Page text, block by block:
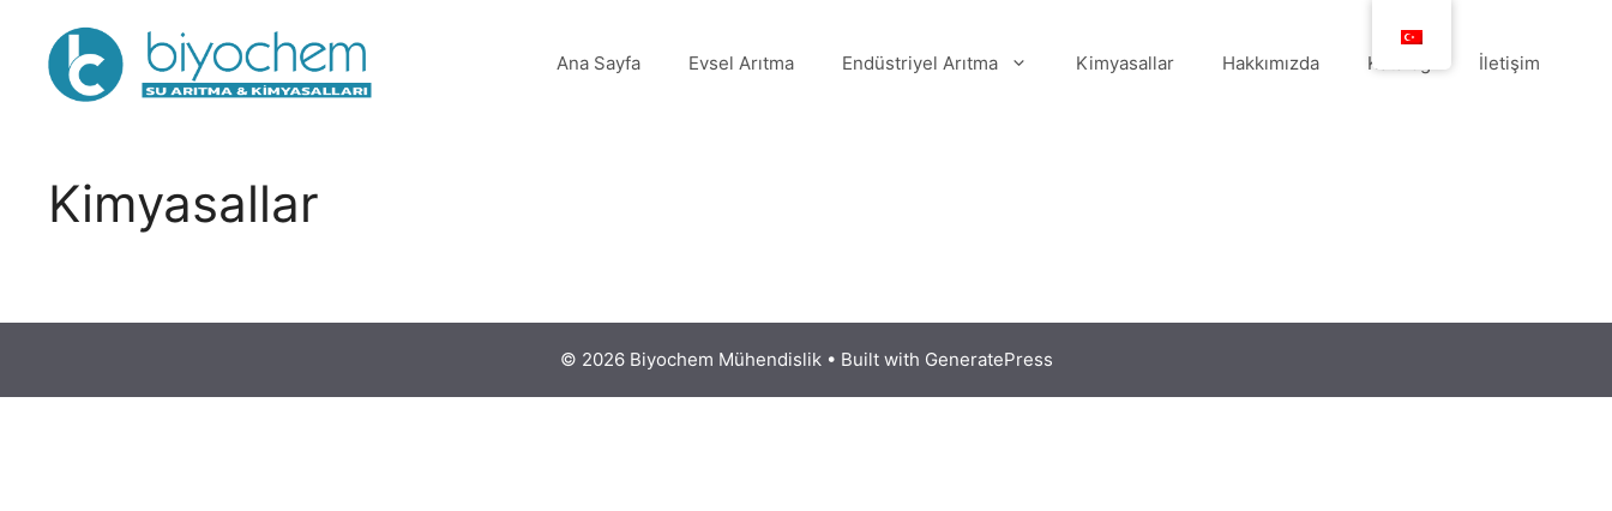
Ana Sayfa Evsel Arıtma Endüstriyel Arıtma Kimyasallar Hakkımızda Katalog İletişim
Kimyasallar
© 2026 Biyochem Mühendislik• Built with GeneratePress